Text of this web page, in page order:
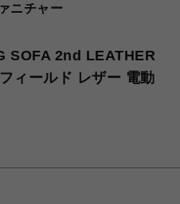
ニチャー
SOFA 2nd LEATHER
ィールド レザー 電動